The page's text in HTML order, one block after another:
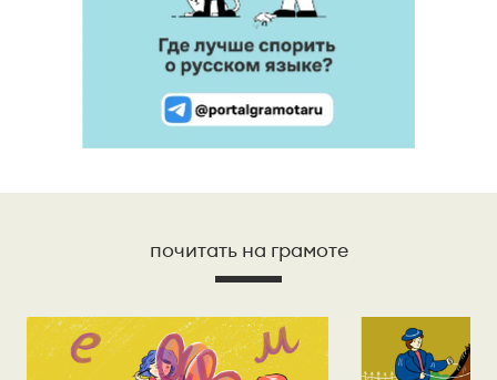
почитать на грамоте